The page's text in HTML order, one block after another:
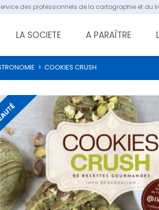
service des professionnels de la cartographie et du
LA SOCIETE A PARAÎTRE
> COOKIES CRUSH